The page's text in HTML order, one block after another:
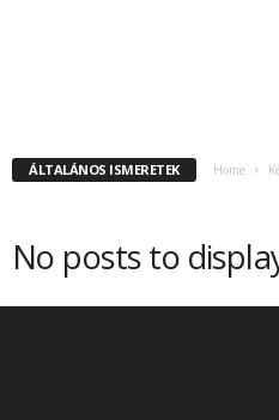
ÁLTALÁNOS ISMERETEK Home
No posts to